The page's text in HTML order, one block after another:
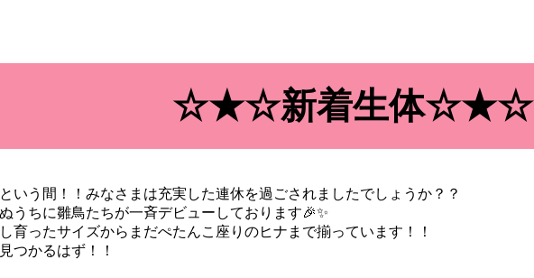
☆★☆新着生体☆★☆
いう間！！みなさまは充実した連休を過ごされましたでしょうか？？
うちに雛鳥たちが一斉デビューしております🎉✨
育ったサイズからまだぺたんこ座りのヒナまで揃っています！！
つかるはず！！